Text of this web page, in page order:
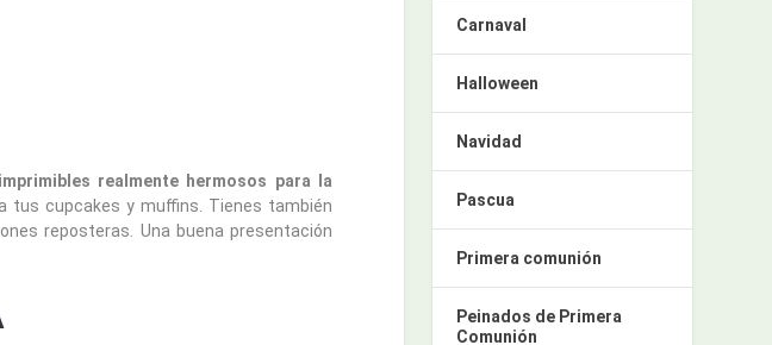
imprimibles realmente hermosos para la
tus cupcakes y muffins. Tienes también
reposteras. Una buena presentación
Carnaval
Halloween
Navidad
Pascua
Primera comunión
Peinados de Primera
Comunión